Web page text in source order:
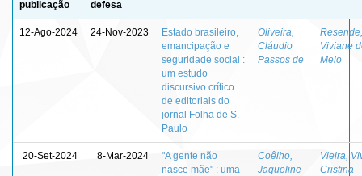
publicação
defesa
12-Ago-2024 24-Nov-2023
Estado brasileiro,
emancipação e
seguridade social :
um estudo
discursivo crítico
de editoriais do
jornal Folha de S.
Paulo
Oliveira,
Cláudio
Passos de
Resende,
Viviane
Melo
20-Set-2024 8-Mar-2024
"A gente não
nasce mãe" : uma
Coêlho,
Jaqueline
Vieira,
Cristina